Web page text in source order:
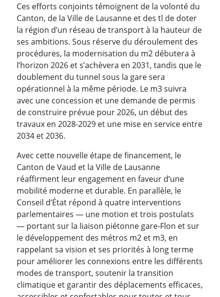
Ces efforts conjoints témoignent de la volonté du
Canton, de la Ville de Lausanne et des tl de doter
la région d’un réseau de transport à la hauteur de
ses ambitions. Sous réserve du déroulement des
procédures, la modernisation du m2 débutera à
l’horizon 2026 et s’achèvera en 2031, tandis que le
doublement du tunnel sous la gare sera
opérationnel à la même période. Le m3 suivra
avec une concession et une demande de permis
de construire prévue pour 2026, un début des
travaux en 2028-2029 et une mise en service entre
2034 et 2036.
Avec cette nouvelle étape de financement, le
Canton de Vaud et la Ville de Lausanne
réaffirment leur engagement en faveur d’une
mobilité moderne et durable. En parallèle, le
Conseil d’État répond à quatre interventions
parlementaires — une motion et trois postulats
— portant sur la liaison piétonne gare-Flon et sur
le développement des métros m2 et m3, en
rappelant sa vision et ses priorités à long terme
pour améliorer les connexions entre les différents
modes de transport, soutenir la transition
climatique et garantir des déplacements efficaces,